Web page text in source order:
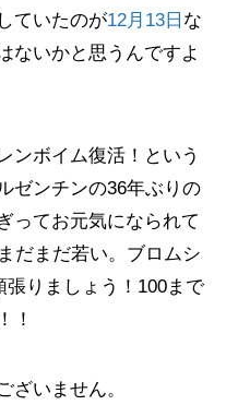
ていたのが12月13日 な
ないかと思うんですよ
ンボイム復活！という
ゼンチンの36年ぶりの
ってお元気になられて
だまだ若い。ブロムシ
張りましょう！100まで
！
ざいません。